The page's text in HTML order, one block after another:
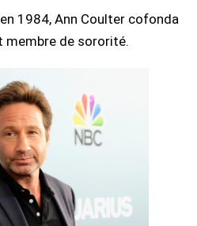
1984, Ann Coulter cofonda
de sororité.